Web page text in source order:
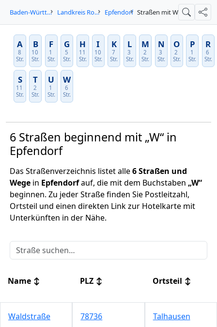
Baden-Württemberg Landkreis Rottweil Epfendorf Straßen mit W Suche
A
8
Str.
B
10
Str.
F
1
Str.
G
5
Str.
H
11
Str.
I
10
Str.
K
7
Str.
L
3
Str.
M
2
Str.
N
3
Str.
O
2
Str.
P
1
Str.
R
6
Str.
S
11
Str.
T
2
Str.
U
1
Str.
W
6
Str.
6 Straßen beginnend mit „W“ in
Epfendorf
Das Straßenverzeichnis listet alle6 Straßen und
Wege in Epfendorfauf, die mit dem Buchstaben „W“
beginnen. Zu jeder Straße finden Sie Postleitzahl,
Ortsteil und einen direkten Link zur Hotelkarte mit
Unterkünften in der Nähe.
Name ↕ PLZ ↕ Ortsteil ↕
Waldstraße 78736 Talhausen